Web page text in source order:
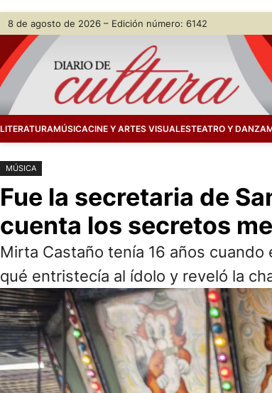
Saltar
contenido
Skip
content
8 de agosto de 2026 – Edición número: 6142
LITERATURAMÚSICACINE Y ARTES VISUALESTEATRO Y DANZA
MÚSICA
Fue la secretaria de
cuenta los secretos
Mirta Castaño tenía 16 años
qué entristecía al ídolo y reveló la